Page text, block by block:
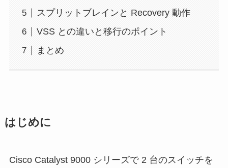
スプリットブレインと Recovery 動作
VSS との違いと移行のポイント
まとめ
はじめに
Cisco Catalyst 9000 シリーズで 2 台のスイッチを